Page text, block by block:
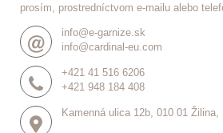
prosím, prostredníctvom e-mailu alebo
info@e-garnize.sk
info@cardinal-eu.com
+421 41 516 6206
+421 948 184 408
Kamenná ulica 12b, 010 01 Žilina,